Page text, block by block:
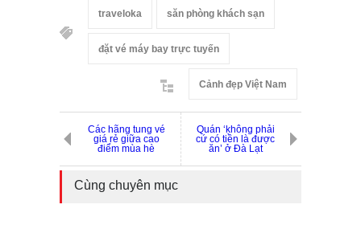
traveloka săn phòng khách sạn
đặt vé máy bay trực tuyến
Cảnh đẹp Việt Nam
Các hãng tung vé
giá rẻ giữa cao
điểm mùa hè
Quán ‘không phải
cứ có tiền là được
ăn’ ở Đà Lạt
Cùng chuyên mục